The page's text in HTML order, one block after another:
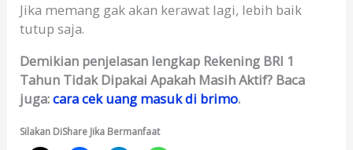
Jika memang gak akan kerawat lagi, lebih baik
tutup saja.
Demikian penjelasan lengkap Rekening BRI 1
Tahun Tidak Dipakai Apakah Masih Aktif? Baca
juga:cara cek uang masuk di brimo.
Silakan DiShare Jika Bermanfaat